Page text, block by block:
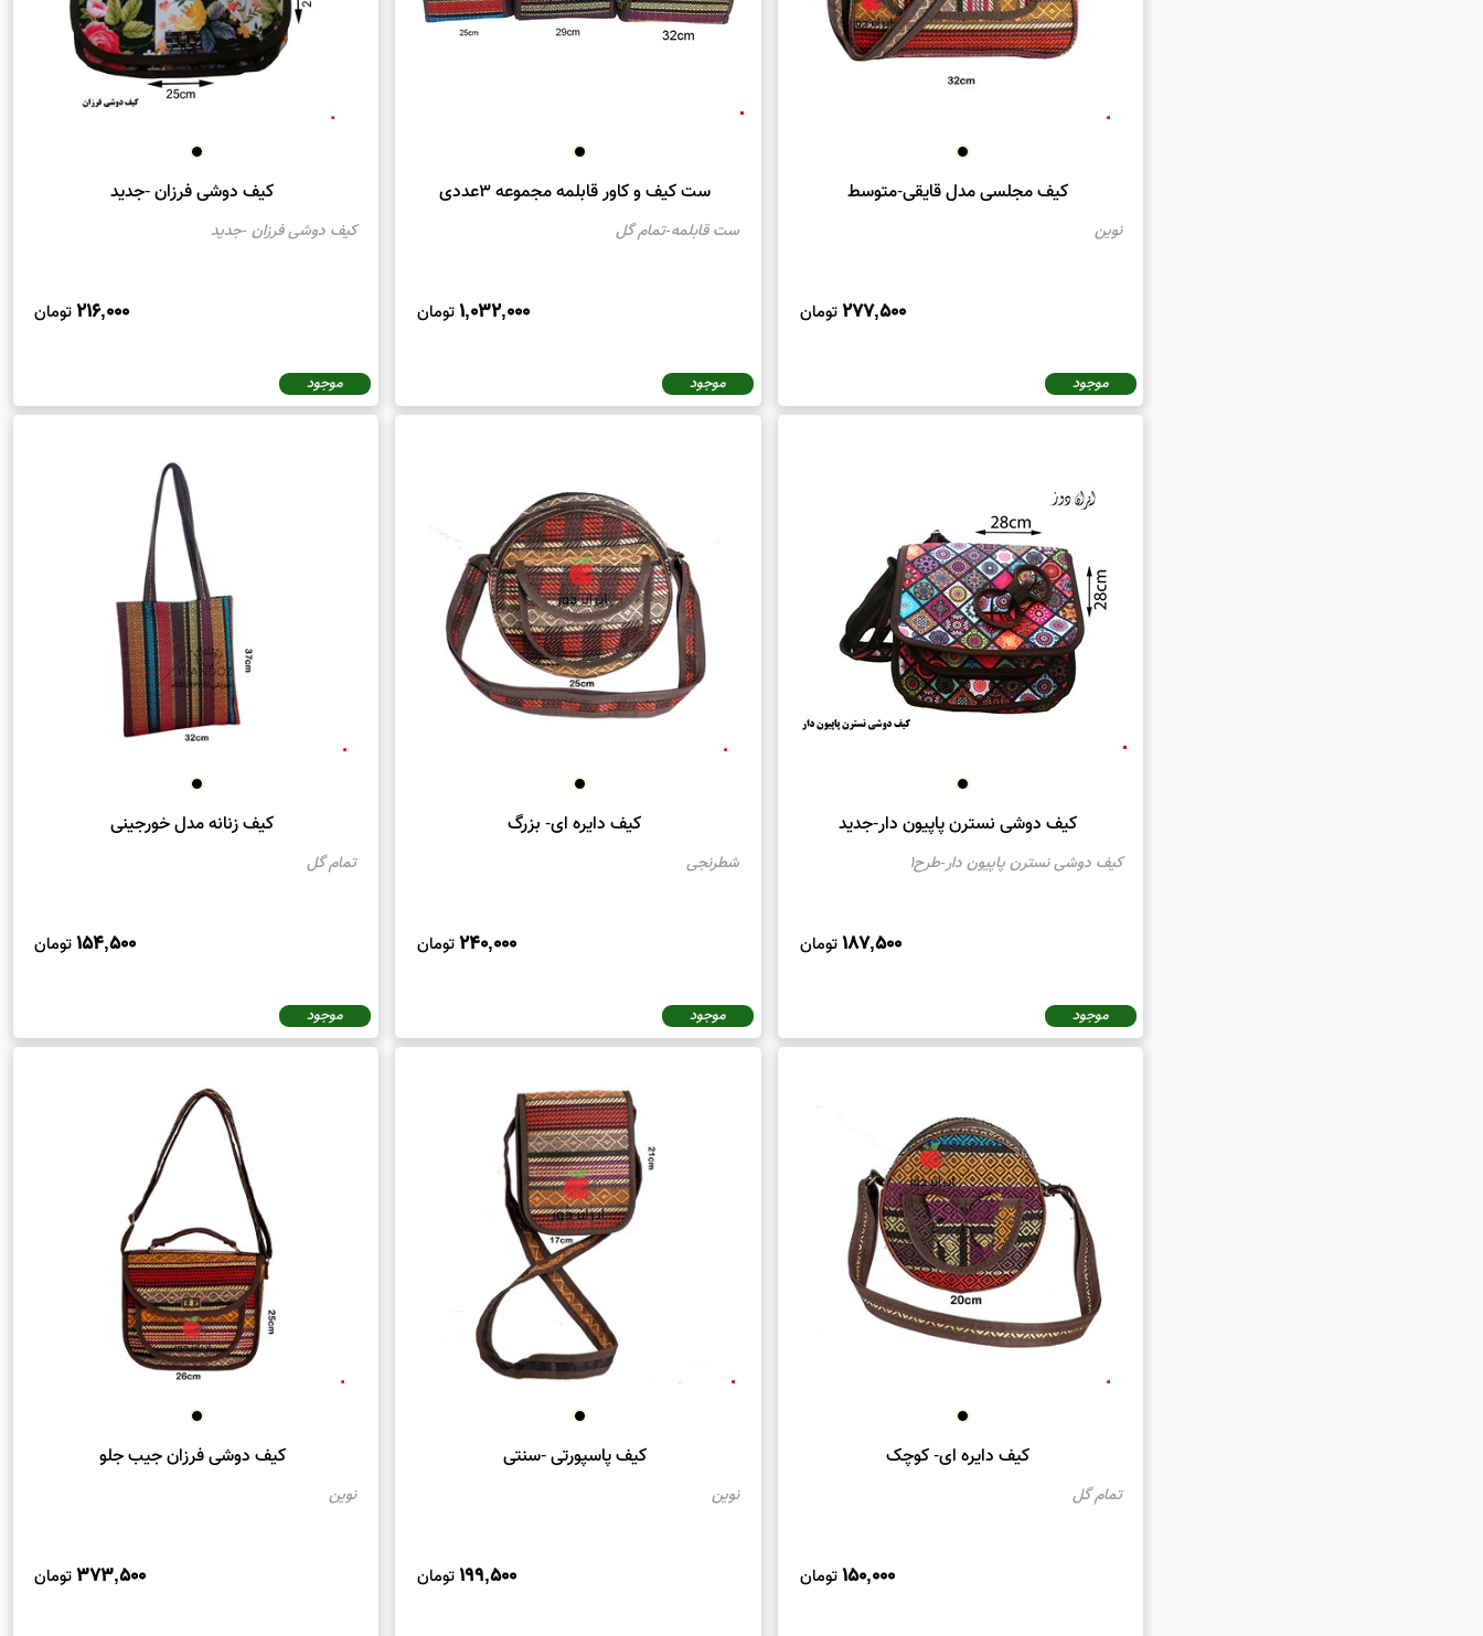
کیف مجلسی مدل قایقی-متوسط
نوین
277,500تومان
موجود
ست کیف و کاور قابلمه مجموعه 3عددی
ست قابلمه-تمام گل
1,032,000تومان
موجود
کیف دوشی فرزان -جدید
کیف دوشی فرزان -جدید
216,000تومان
موجود
کیف دوشی نسترن پاپیون دار-جدید
کیف دوشی نسترن پاپیون دار-طرح1
187,500تومان
موجود
کیف دایره ای- بزرگ
شطرنجی
240,000تومان
موجود
کیف زنانه مدل خورجینی
تمام گل
154,500تومان
موجود
کیف دایره ای- کوچک
تمام گل
150,000تومان
کیف پاسپورتی -سنتی
نوین
199,500تومان
کیف دوشی فرزان جیب جلو
نوین
373,500تومان